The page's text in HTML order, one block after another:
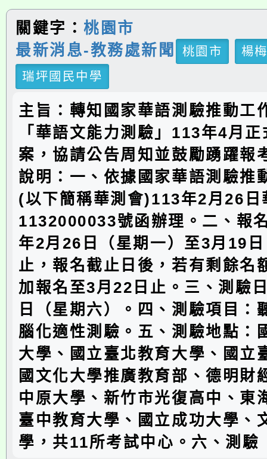
關鍵字：桃園市
最新消息-教務處新聞
桃園市
楊
瑞坪國民中學
主旨：轉知國家華語測驗推動工
「華語文能力測驗」113年4月
案，協請公告周知並鼓勵踴躍報
說明：一、依據國家華語測驗推
(以下簡稱華測會)113年2月26日
1132000033號函辦理。二、報
年2月26日（星期一）至3月19
止，報名截止日後，若有剩餘名
加報名至3月22日止。三、測驗
日（星期六）。四、測驗項目：
腦化適性測驗。五、測驗地點：
大學、國立臺北教育大學、國立
國文化大學推廣教育部、德明財
中原大學、新竹市光復高中、東
臺中教育大學、國立成功大學、
學，共11所考試中心。六、測驗